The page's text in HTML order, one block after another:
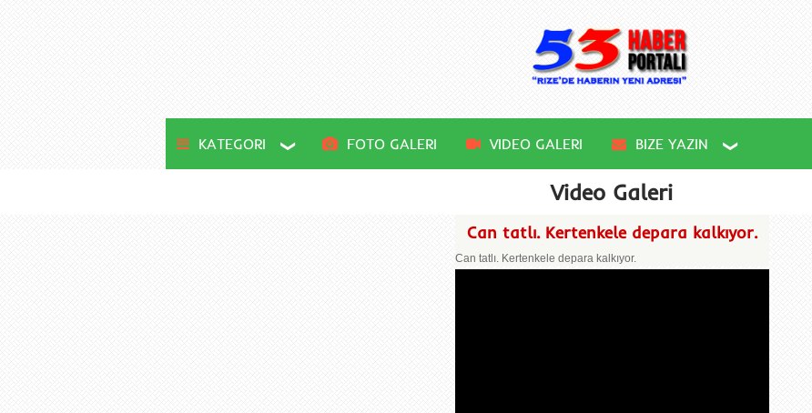
KATEGORI FOTO GALERI VIDEO GALERI BIZE YAZIN
Video Galeri
Can tatlı. Kertenkele depara kalkıyor.
Can tatlı. Kertenkele depara kalkıyor.